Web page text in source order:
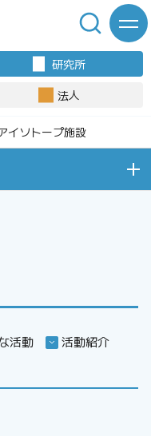
研究所
法人
イソトープ施設
活動 活動紹介